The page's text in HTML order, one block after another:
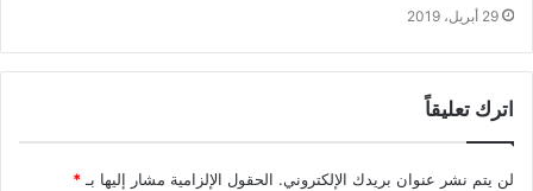
29 أبريل، 2019
اترك تعليقاً
لن يتم نشر عنوان بريدك الإلكتروني. الحقول الإلزامية مشار إليها بـ *